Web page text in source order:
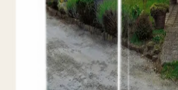
investigación de palabras
schema markup y aparición
búsqueda por IA.
Leer el artículo completo